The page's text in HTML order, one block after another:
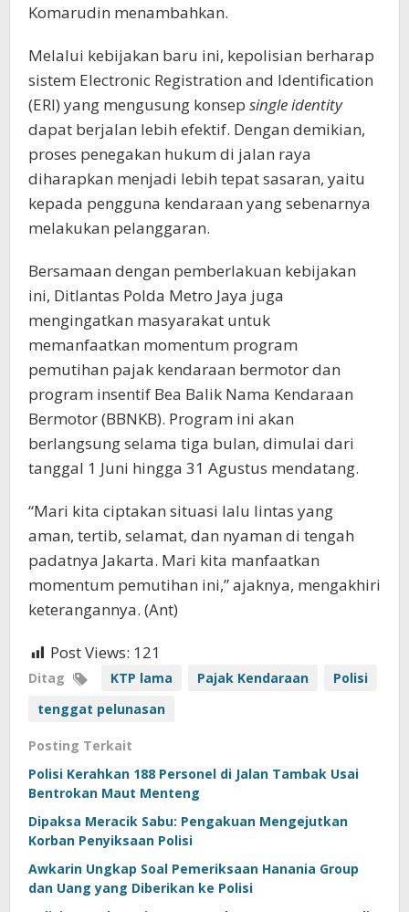
Komarudin menambahkan.
Melalui kebijakan baru ini, kepolisian berharap
sistem Electronic Registration and Identification
(ERI) yang mengusung konsep single identity
dapat berjalan lebih efektif. Dengan demikian,
proses penegakan hukum di jalan raya
diharapkan menjadi lebih tepat sasaran, yaitu
kepada pengguna kendaraan yang sebenarnya
melakukan pelanggaran.
Bersamaan dengan pemberlakuan kebijakan
ini, Ditlantas Polda Metro Jaya juga
mengingatkan masyarakat untuk
memanfaatkan momentum program
pemutihan pajak kendaraan bermotor dan
program insentif Bea Balik Nama Kendaraan
Bermotor (BBNKB). Program ini akan
berlangsung selama tiga bulan, dimulai dari
tanggal 1 Juni hingga 31 Agustus mendatang.
“Mari kita ciptakan situasi lalu lintas yang
aman, tertib, selamat, dan nyaman di tengah
padatnya Jakarta. Mari kita manfaatkan
momentum pemutihan ini,” ajaknya, mengakhiri
keterangannya. (Ant)
Post Views: 121
Ditag KTP lama Pajak Kendaraan
Polisi
tenggat pelunasan
Posting Terkait
Polisi Kerahkan 188 Personel di Jalan Tambak Usai
Bentrokan Maut Menteng
Dipaksa Meracik Sabu: Pengakuan Mengejutkan
Korban Penyiksaan Polisi
Awkarin Ungkap Soal Pemeriksaan Hanania Group
dan Uang yang Diberikan ke Polisi